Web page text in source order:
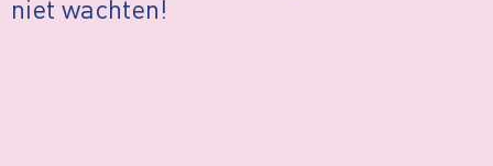
niet wachten!